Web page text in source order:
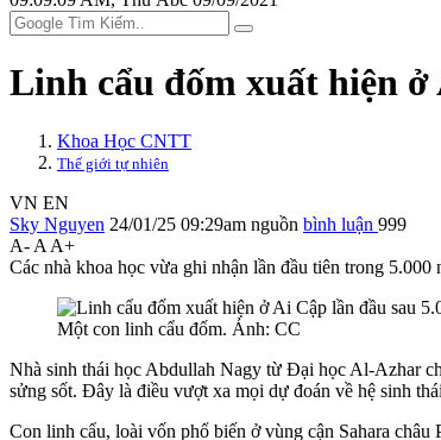
Linh cẩu đốm xuất hiện ở
Khoa Học CNTT
Thế giới tự nhiên
VN EN
Sky Nguyen 24/01/25 09:29am nguồn bình luận 999
A- A A+
Các nhà khoa học vừa ghi nhận lần đầu tiên trong
Một con linh cẩu đốm. Ảnh: CC
Nhà sinh thái học Abdullah Nagy từ Đại học Al-Azhar
sửng sốt. Đây là điều vượt xa mọi dự đoán về hệ sinh
Con linh cẩu, loài vốn phổ biến ở vùng cận Sahara